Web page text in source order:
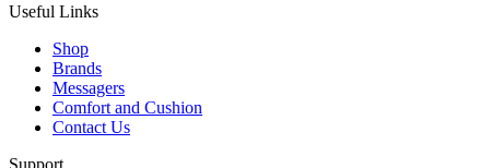
Useful Links
Shop
Brands
Messagers
Comfort and Cushion
Contact Us
Support